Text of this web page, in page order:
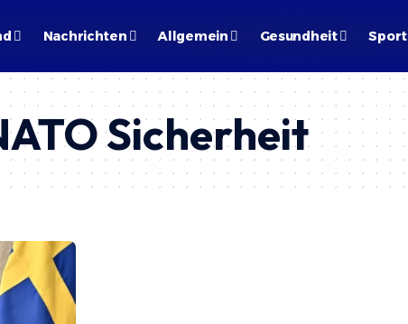
Nachrichten Allgemein Gesundheit Sport
Sicherheit